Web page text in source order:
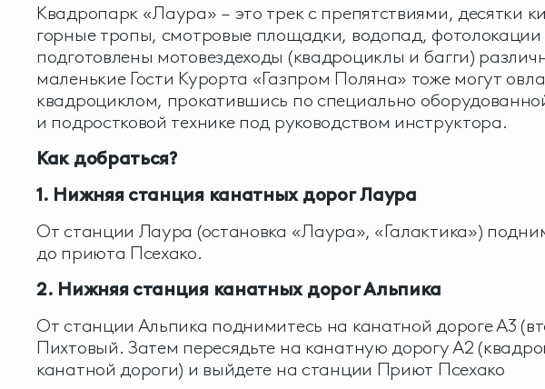
Квадропарк «Лаура» – это трек с препятствиями, десятки
горные тропы, смотровые площадки, водопад, фотолокации
подготовлены мотовездеходы (квадроциклы и багги)
маленькие Гости Курорта «Газпром Поляна» тоже могут
квадроциклом, прокатившись по специально
и подростковой технике под руководством инструктора.
Как добраться?
1. Нижняя станция канатных дорог Лаура
От станции Лаура (остановка «Лаура», «Галактика»)
до приюта Псехако.
2. Нижняя станция канатных дорог Альпика
От станции Альпика поднимитесь на канатной дороге А3
Пихтовый. Затем пересядьте на канатную дорогу А2
канатной дороги) и выйдете на станции Приют Псехако